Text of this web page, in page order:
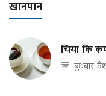
खानपान
चिया कि
बुधबार,